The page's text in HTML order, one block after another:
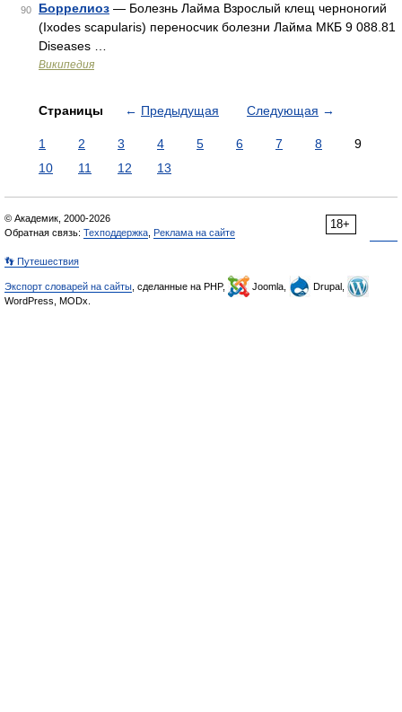
90 Боррелиоз — Болезнь Лайма Взрослый клещ черноногий
(Ixodes scapularis) переносчик болезни Лайма МКБ 9 088.81
Diseases …
Википедия
Страницы ← Предыдущая Следующая →
1 2 3 4 5 6 7 8
9
10
11 12 13
18+
© Академик, 2000-2026
Обратная связь: Техподдержка Реклама на сайте
👣 Путешествия
Экспорт словарей на сайты , сделанные на PHP, Joomla,
Drupal,
WordPress, MODx.